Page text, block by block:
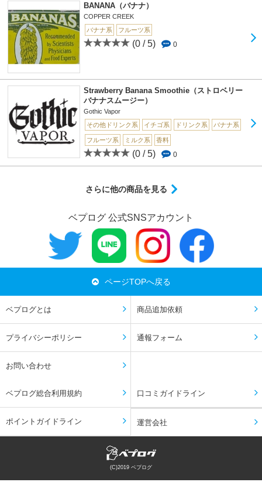
BANANA（バナナ）
COPPER CREEK
バナナ系
フルーツ系
(0 / 5) 0
Strawberry Banana Smoothie（ストロベリー
バナナスムージー）
Gothic Vapor
その他ドリンク系
イチゴ系 ドリンク系 バナナ系
フルーツ系 ミルク系 香料
(0 / 5) 0
さらに他の商品を見る
ベプログ 公式SNSアカウント
ページTOPへ戻る
ベプログとは 商品追加依頼
プライバシーポリシー 通報フォーム
お問い合わせ
ベプログ総合利用規約 口コミガイドライン
ポイントガイドライン 運営会社
(C)2019 ベプログ